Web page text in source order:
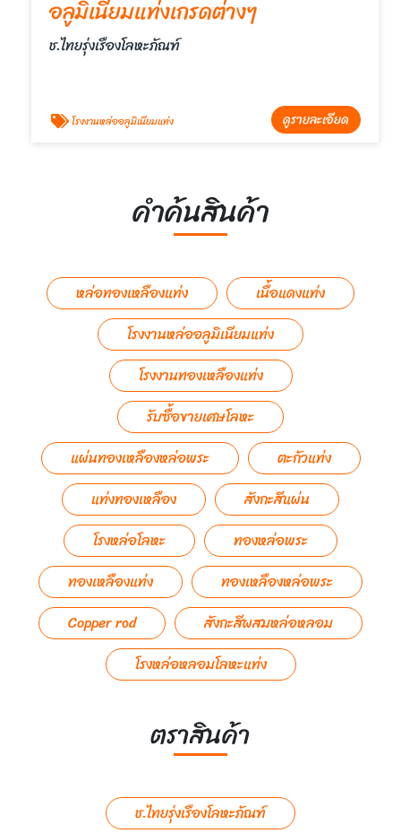
อลูมิเนียมแท่งเกรดต่างๆ
ช.ไทยรุ่งเรืองโลหะภัณฑ์
โรงงานหล่ออลูมิเนียมแท่ง ดูรายละเอียด
คำค้นสินค้า
หล่อทองเหลืองแท่ง
เนื้อแดงแท่ง
โรงงานหล่ออลูมิเนียมแท่ง
โรงงานทองเหลืองแท่ง
รับซื้อขายเศษโลหะ
แผ่นทองเหลืองหล่อพระ
ตะกัวแท่ง
แท่งทองเหลือง
สังกะสีแผ่น
โรงหล่อโลหะ
ทองหล่อพระ
ทองเหลืองแท่ง
ทองเหลืองหล่อพระ
Copper rod
สังกะสีผสมหล่อหลอม
โรงหล่อหลอมโลหะแท่ง
ตราสินค้า
ช.ไทยรุ่งเรืองโลหะภัณฑ์